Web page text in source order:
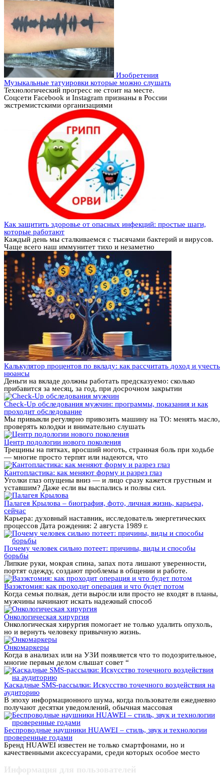
Изобретения
Музыкальные татуировки которые можно слушать
Технологический прогресс не стоит на месте.
Соцсети Facebook и Instagram признаны в России
экстремистскими организациями
Как защитить здоровье от опасных инфекций: простые шаги,
которые работают
Каждый день мы сталкиваемся с тысячами бактерий и вирусов.
Чаще всего наш иммунитет тихо и незаметно
Калькулятор процентов по вкладу: как рассчитать доход и учесть
нюансы
Деньги на вкладе должны работать предсказуемо: сколько
прибавится за месяц, за год, при досрочном закрытии
Check-Up обследования мужчин: программы, показания и как
проходит обследование
Мы привыкли регулярно привозить машину на ТО: менять масло,
проверять колодки и внимательно слушать
Центр подологии нового поколения
Трещины на пятках, вросший ноготь, странная боль при ходьбе
— многие просто терпят или надеются, что
Кантопластика: как меняют форму и разрез глаз
Уголки глаз опущены вниз — и лицо сразу кажется грустным и
уставшим? Даже если вы выспались и полны сил.
Палагея Крылова – биография, фото, личная жизнь, карьера,
сейчас
Карьера: духовный наставник, исследователь энергетических
процессов Дата рождения: 2 августа 1989 г.
Почему человек сильно потеет: причины, виды и способы
борьбы
Липкие руки, мокрая спина, запах пота лишают уверенности,
портят одежду, создают проблемы в общении и работе.
Вазэктомия: как проходит операция и что будет потом
Когда семья полная, дети выросли или просто не входят в планы,
мужчины начинают искать надежный способ
Онкологическая хирургия
Онкологическая хирургия помогает не только удалить опухоль,
но и вернуть человеку привычную жизнь.
Онкомаркеры
Когда в анализах или на УЗИ появляется что то подозрительное,
многие первым делом слышат совет “
Каскадные SMS-рассылки: Искусство точечного воздействия на
аудиторию
В эпоху информационного шума, когда пользователи ежедневно
получают десятки уведомлений, обычная массовая
Беспроводные наушники HUAWEI – стиль, звук и технологии
проверенные годами
Бренд HUAWEI известен не только смартфонами, но и
качественными аксессуарами, среди которых особое место